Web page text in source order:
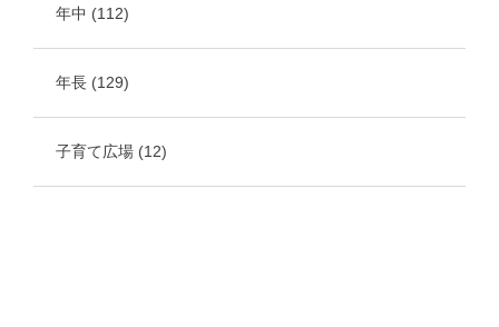
年中 (112)
年長 (129)
子育て広場 (12)